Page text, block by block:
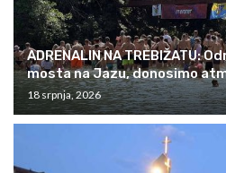
ADRENALIN NA TREBIŽATU:
mosta na Jazu, donosimo
18 srpnja, 2026